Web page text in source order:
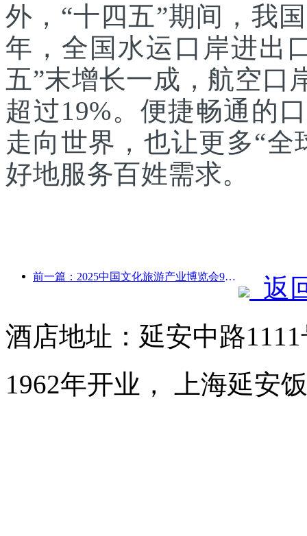
外，“十四五”期间，我
年，全国水运口岸进出
五”末增长一成，航空口
超过19%。便捷畅通的
走向世界，也让更多“
好地服务百姓需求。
前一篇：2025中国文化旅游产业博览会9月12日至14日在武汉举办
返
酒店地址：延安中路
1962年开业， 上海延